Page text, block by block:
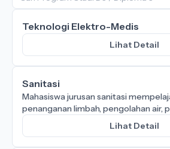
Teknologi Elektro-Medis
Lihat Detail
Sanitasi
Mahasiswa jurusan sanitasi
penanganan limbah, pengolahan air,
sampah, pencegahan penyebaran
pemantauan kualitas lingkungan.
Lihat Detail